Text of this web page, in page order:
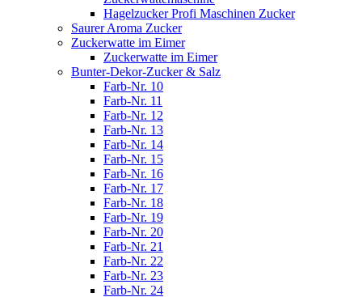
Hagelzucker Profi Maschinen Zucker
Saurer Aroma Zucker
Zuckerwatte im Eimer
Zuckerwatte im Eimer
Bunter-Dekor-Zucker & Salz
Farb-Nr. 10
Farb-Nr. 11
Farb-Nr. 12
Farb-Nr. 13
Farb-Nr. 14
Farb-Nr. 15
Farb-Nr. 16
Farb-Nr. 17
Farb-Nr. 18
Farb-Nr. 19
Farb-Nr. 20
Farb-Nr. 21
Farb-Nr. 22
Farb-Nr. 23
Farb-Nr. 24